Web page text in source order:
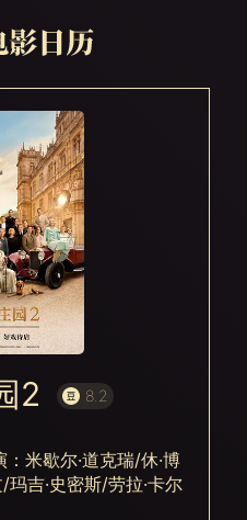
2 8.2
米歇尔·道克瑞/休·博
吉·史密斯/劳拉·卡尔